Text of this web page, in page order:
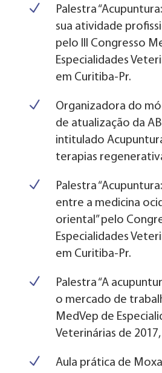
N
Palestra
sua atividade
pelo III Congresso
Especialidades
em Curitiba-Pr.
N
Organizadora do
de atualização da
intitulado
terapias
N
Palestra
entre a medicina
oriental” pelo
Especialidades
em Curitiba-Pr.
N
Palestra “A
o mercado de
MedVep de
Veterinárias de
N
Aula prática de